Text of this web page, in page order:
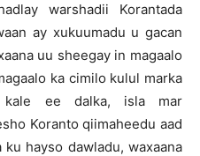
warshadii Korantada
ay xukuumadu u gacan
uu sheegay in magaalo
ka cimilo kulul marka
kale ee dalka, isla mar
Koranto qiimaheedu aad
hayso dawladu, waxaana